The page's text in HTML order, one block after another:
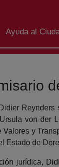
Ayuda al
von der
Valores y
Estado de
jurídica,